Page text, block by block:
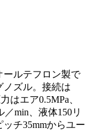
ールテフロン製で
ノズル。接続は
はエア0.5MPa、
min、液体150リ
チ35mmからユー